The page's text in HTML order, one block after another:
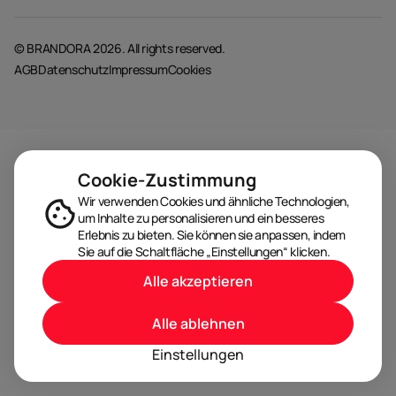
© BRANDORA 2026. All rights reserved.
AGBDatenschutzImpressumCookies
Cookie-Zustimmung
Wir verwenden Cookies und ähnliche Technologien,
um Inhalte zu personalisieren und ein besseres
Erlebnis zu bieten. Sie können sie anpassen, indem
Sie auf die Schaltfläche „Einstellungen“ klicken.
Einstellungen
Alle ablehnen
Alle akzeptieren